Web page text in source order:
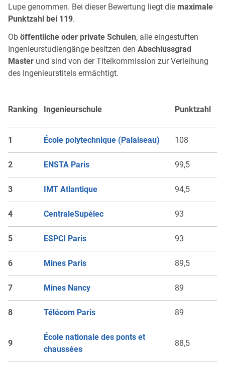
Lupe genommen. Bei dieser Bewertung liegt die maximale
Punktzahl bei 119.
Ob öffentliche oder private Schulen, alle eingestuften
Ingenieurstudiengänge besitzen den Abschlussgrad
Master und sind von der Titelkommission zur Verleihung
des Ingenieurstitels ermächtigt.
Ranking Ingenieurschule Punktzahl
1 École polytechnique (Palaiseau) 108
2 ENSTA Paris 99,5
3 IMT Atlantique 94,5
4 CentraleSupélec 93
5 ESPCI Paris 93
6 Mines Paris 89,5
7 Mines Nancy 89
8 Télécom Paris 89
9
École nationale des ponts et
chaussées
88,5